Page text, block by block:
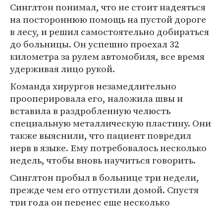
Синглтон понимал, что не стоит надеяться
на постороннюю помощь на пустой дороге
в лесу, и решил самостоятельно добираться
до больницы. Он успешно проехал 32
километра за рулем автомобиля, все время
удерживая лицо рукой.
Команда хирургов незамедлительно
прооперировала его, наложила швы и
вставила в раздробленную челюсть
специальную металлическую пластину. Они
также выяснили, что пациент повредил
нерв в языке. Ему потребовалось несколько
недель, чтобы вновь научиться говорить.
Синглтон пробыл в больнице три недели,
прежде чем его отпустили домой. Спустя
три года он перенес еще несколько